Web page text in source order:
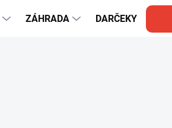
ZÁHRADA DARČEKY